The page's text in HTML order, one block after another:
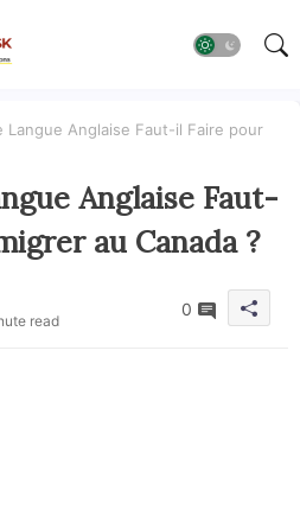
Langue Anglaise Faut-il Faire pour
Anglaise Faut-
au Canada ?
read
0